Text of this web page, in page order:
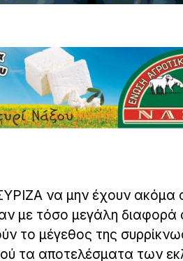
να μην έχουν ακόμα
με τόσο μεγάλη
το μέγεθος της
τα αποτελέσματα των